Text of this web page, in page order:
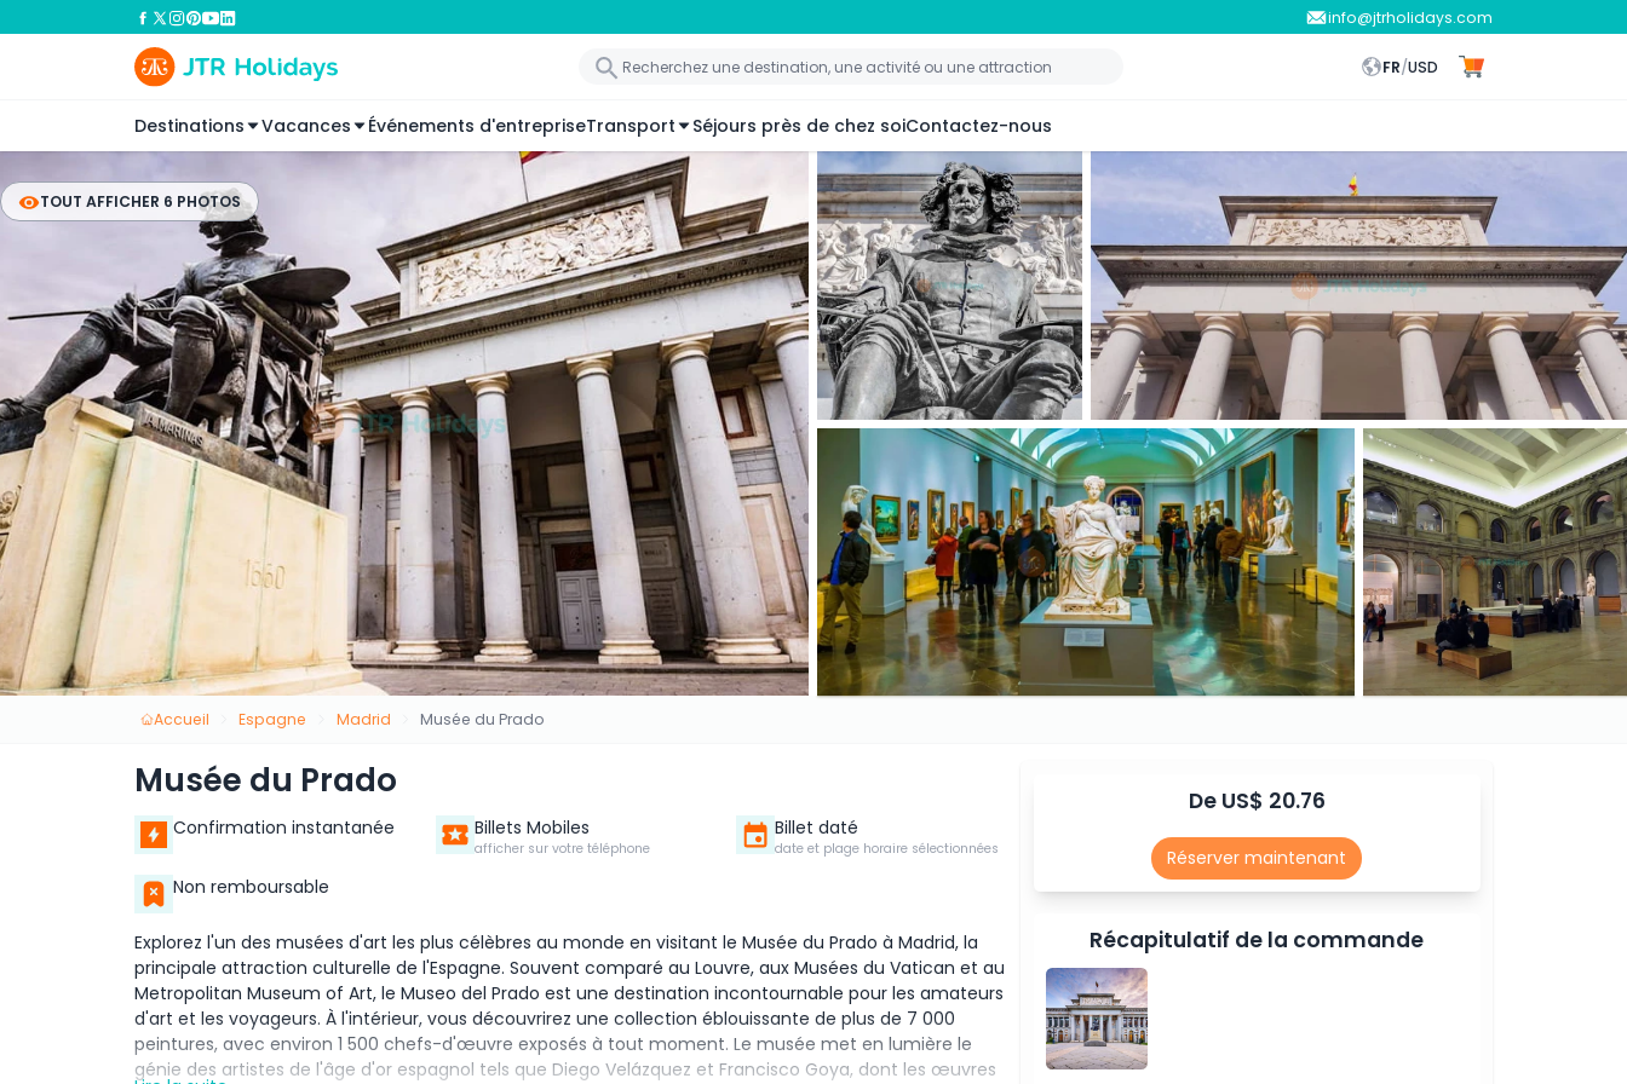
info@jtrholidays.com
FR/USD
Destinations Vacances Événements d'entrepriseTransport Séjours près de chez soiContactez-nous
TOUT AFFICHER 6 PHOTOS
Accueil Espagne Madrid Musée du Prado
Musée du Prado
Confirmation instantanée Billets Mobiles
afficher sur votre téléphone
Billet daté
date et plage horaire sélectionnées
Non remboursable
Explorez l'un des musées d'art les plus célèbres au monde en visitant le Musée du Prado à Madrid, la
principale attraction culturelle de l'Espagne. Souvent comparé au Louvre, aux Musées du Vatican et au
Metropolitan Museum of Art, le Museo del Prado est une destination incontournable pour les amateurs
d'art et les voyageurs. À l'intérieur, vous découvrirez une collection éblouissante de plus de 7 000
peintures, avec environ 1 500 chefs-d'œuvre exposés à tout moment. Le musée met en lumière le
génie des artistes de l'âge d'or espagnol tels que Diego Velázquez et Francisco Goya, dont les œuvres
De US$ 20.76
Réserver maintenant
Récapitulatif de la commande